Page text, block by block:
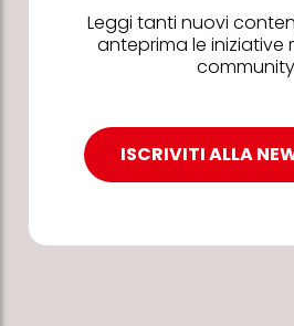
Leggi tanti nuovi
anteprima le iniziative
ISCRIVITI ALLA